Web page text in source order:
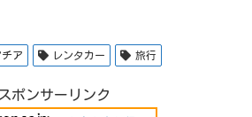
ア レンタカー 旅行
スポンサーリンク